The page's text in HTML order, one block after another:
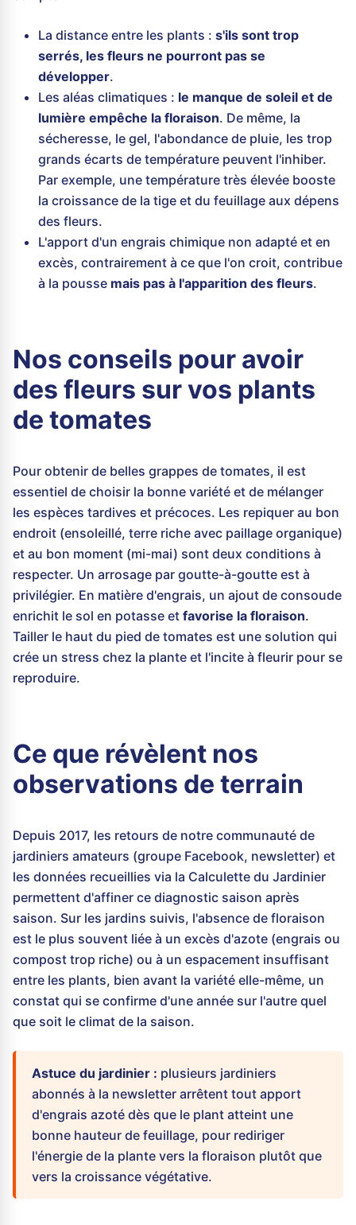
La distance entre les plants : s'ils sont trop
serrés, les fleurs ne pourront pas se
développer.
Les aléas climatiques : le manque de soleil et de
lumière empêche la floraison. De même, la
sécheresse, le gel, l'abondance de pluie, les trop
grands écarts de température peuvent l'inhiber.
Par exemple, une température très élevée booste
la croissance de la tige et du feuillage aux dépens
des fleurs.
L'apport d'un engrais chimique non adapté et en
excès, contrairement à ce que l'on croit, contribue
à la pousse mais pas à l'apparition des fleurs.
Nos conseils pour avoir
des fleurs sur vos plants
de tomates
Pour obtenir de belles grappes de tomates, il est
essentiel de choisir la bonne variété et de mélanger
les espèces tardives et précoces. Les repiquer au bon
endroit (ensoleillé, terre riche avec paillage organique)
et au bon moment (mi-mai) sont deux conditions à
respecter. Un arrosage par goutte-à-goutte est à
privilégier. En matière d'engrais, un ajout de consoude
enrichit le sol en potasse et favorise la floraison.
Tailler le haut du pied de tomates est une solution qui
crée un stress chez la plante et l'incite à fleurir pour se
reproduire.
Ce que révèlent nos
observations de terrain
Depuis 2017, les retours de notre communauté de
jardiniers amateurs (groupe Facebook, newsletter) et
les données recueillies via la Calculette du Jardinier
permettent d'affiner ce diagnostic saison après
saison. Sur les jardins suivis, l'absence de floraison
est le plus souvent liée à un excès d'azote (engrais ou
compost trop riche) ou à un espacement insuffisant
entre les plants, bien avant la variété elle-même, un
constat qui se confirme d'une année sur l'autre quel
que soit le climat de la saison.
Astuce du jardinier : plusieurs jardiniers
abonnés à la newsletter arrêtent tout apport
d'engrais azoté dès que le plant atteint une
bonne hauteur de feuillage, pour rediriger
l'énergie de la plante vers la floraison plutôt que
vers la croissance végétative.